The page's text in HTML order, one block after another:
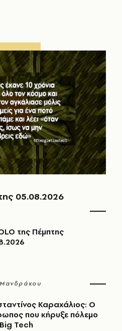
05.08.2026
της Πέμπτης
Καραχάλιος: Ο
που κήρυξε πόλεμο
Tech